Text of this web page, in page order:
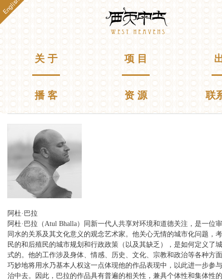
跳
转
到
主
要
内
容
Westheavens
English
主菜单 关 于 项 目
播 客 资 源 联
阿杜·巴拉
阿杜·巴拉（Atul Bhalla）同新一代人共享对环境和道德关注，是一位
同水的关系及其文化意义的观念艺术家。他关心无情的城市化问题，
民的和后殖民的城市规划和行政政策（以及其缺乏），是如何定义了
式的。他的工作涉及身体、情感、历史、文化、宗教和政治等各种方
巧妙地将用水乃基本人权这一点体现他的作品表现中，以此进一步参
治中去。因此，巴拉的作品具有普遍的相关性，兼具个体性和集体性